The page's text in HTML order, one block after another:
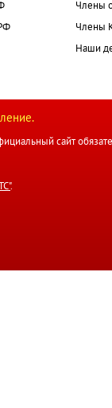
Члены
Члены
Наши
сайт
.